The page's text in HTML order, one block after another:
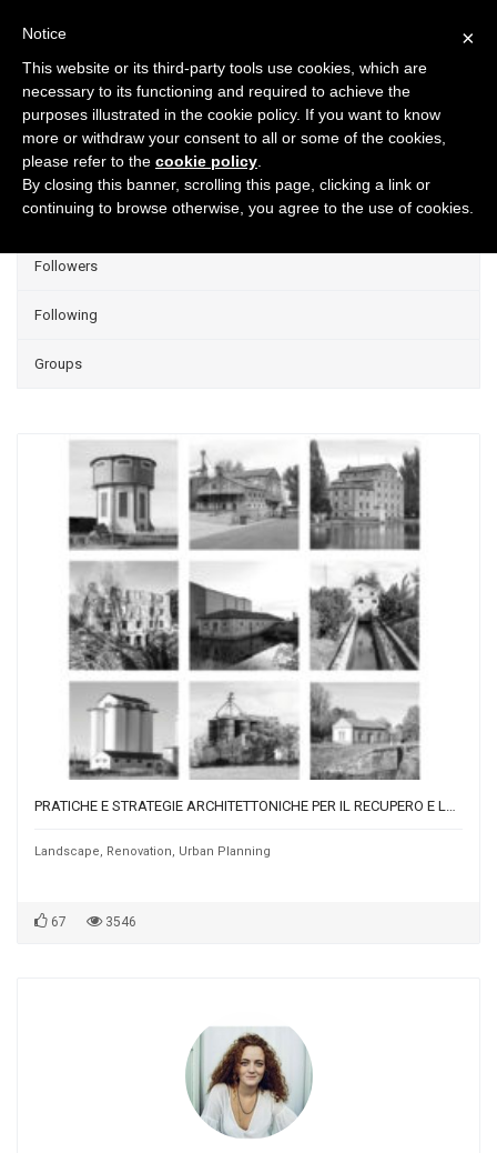
Projects
Group Projects
Liked
Followers
Following
Groups
PRATICHE E STRATEGIE ARCHITETTONICHE PER IL RECUPERO E LA VALORIZZAZIONE DEI CONTESTI POST INDUSTRIALI. IL CASO DEL CANAL DE CASTILLA TRA STORIA, PAESAGGIO E PATRIMONIO INDUSTRIALE.
Landscape, Renovation, Urban Planning
67 3546
×
Notice
This website or its third-party tools use cookies, which are
necessary to its functioning and required to achieve the
purposes illustrated in the cookie policy. If you want to know
more or withdraw your consent to all or some of the cookies,
please refer to the cookie policy
By closing this banner, scrolling this page, clicking a link or
continuing to browse otherwise, you agree to the use of cookies.